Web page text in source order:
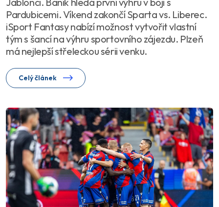
Pardubicemi. Víkend zakončí Sparta vs. Liberec.
iSport Fantasy nabízí možnost vytvořit vlastní
tým s šancí na výhru sportovního zájezdu. Plzeň
má nejlepší střeleckou sérii venku.
Celý článek